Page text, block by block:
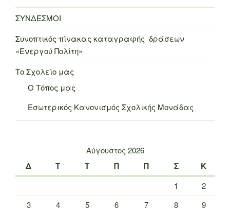
ΣΥΝΔΕΣΜΟΙ
Συνοπτικός πίνακας καταγραφής δράσεων
«Ενεργού Πολίτη»
Το Σχολείο μας
Ο Τόπος μας
Εσωτερικός Κανονισμός Σχολικής Μονάδας
Αύγουστος 2026
Δ Τ Τ Π Π Σ Κ
1
2
3
4 5 6 7 8
9